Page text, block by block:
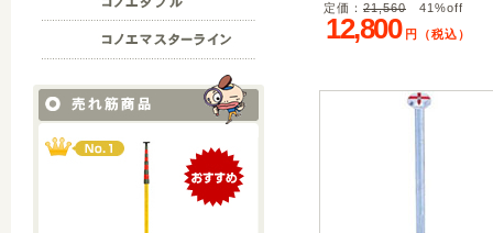
定価： 21,560 41%off
12,800 円（税込）